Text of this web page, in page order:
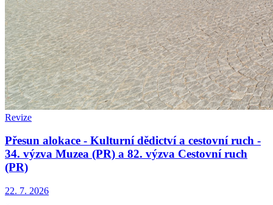
Revize
Přesun alokace - Kulturní dědictví a cestovní ruch -
34. výzva Muzea (PR) a 82. výzva Cestovní ruch
(PR)
22. 7. 2026